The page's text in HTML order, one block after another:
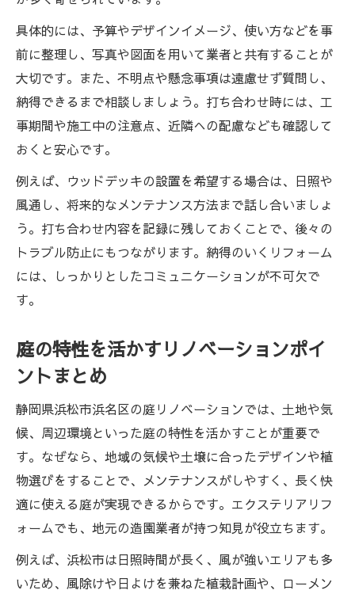
具体的には、予算やデザインイメージ、使い方などを事
前に整理し、写真や図面を用いて業者と共有することが
大切です。また、不明点や懸念事項は遠慮せず質問し、
納得できるまで相談しましょう。打ち合わせ時には、工
事期間や施工中の注意点、近隣への配慮なども確認して
おくと安心です。
例えば、ウッドデッキの設置を希望する場合は、日照や
風通し、将来的なメンテナンス方法まで話し合いましょ
う。打ち合わせ内容を記録に残しておくことで、後々の
トラブル防止にもつながります。納得のいくリフォーム
には、しっかりとしたコミュニケーションが不可欠で
す。
庭の特性を活かすリノベーションポイ
ントまとめ
静岡県浜松市浜名区の庭リノベーションでは、土地や気
候、周辺環境といった庭の特性を活かすことが重要で
す。なぜなら、地域の気候や土壌に合ったデザインや植
物選びをすることで、メンテナンスがしやすく、長く快
適に使える庭が実現できるからです。エクステリアリフ
ォームでも、地元の造園業者が持つ知見が役立ちます。
例えば、浜松市は日照時間が長く、風が強いエリアも多
いため、風除けや日よけを兼ねた植栽計画や、ローメン